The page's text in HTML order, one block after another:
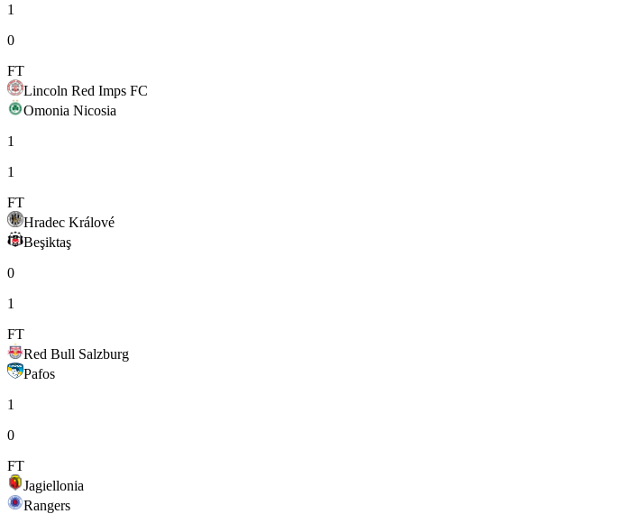
1
0
FT
Lincoln Red Imps FC
Omonia Nicosia
1
1
FT
Hradec Králové
Beşiktaş
0
1
FT
Red Bull Salzburg
Pafos
1
0
FT
Jagiellonia
Rangers